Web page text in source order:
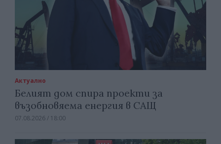
Актуално
Белият дом спира проекти за
възобновяема енергия в САЩ
07.08.2026 / 18:00